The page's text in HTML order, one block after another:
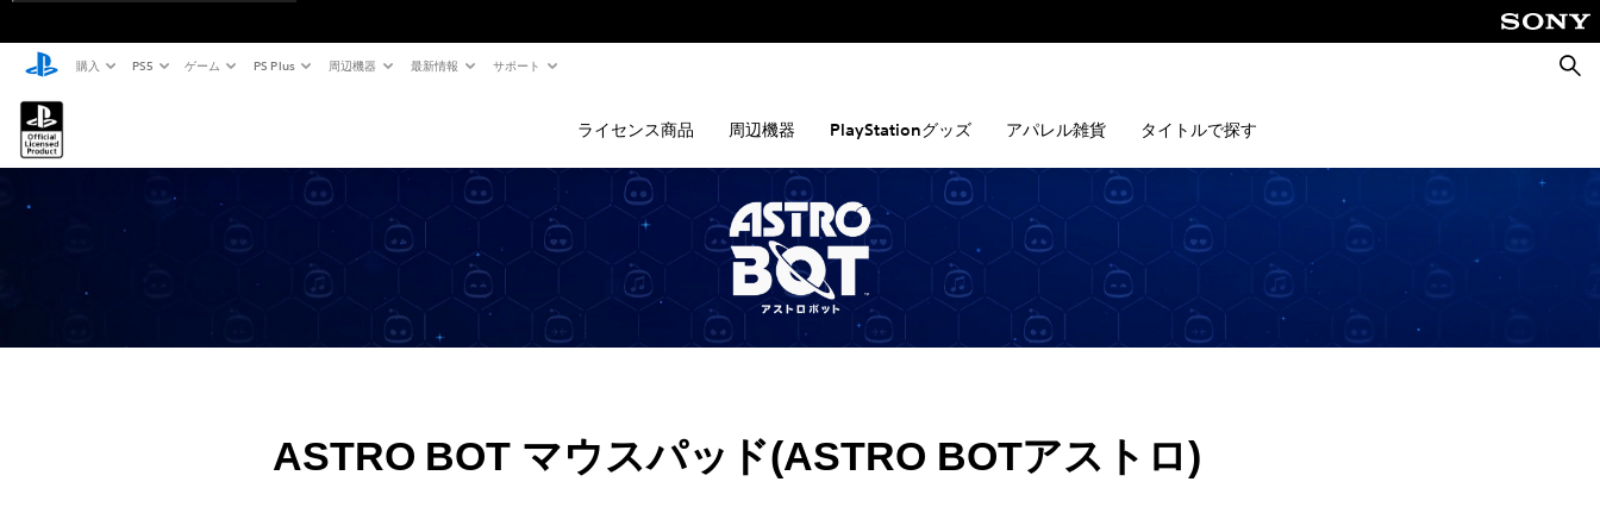
購入 PS5 ゲーム PS Plus 周辺機器 最新情報 サポート
検
索
ライセンス商品 周辺機器 PlayStationグッズ アパレル雑貨 タイトルで探す
ASTRO BOT マウスパッド(ASTRO BOTアストロ)